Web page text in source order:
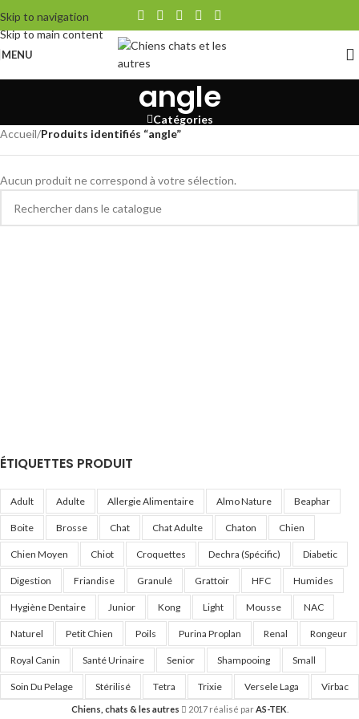
Skip to navigation
Skip to main content
MENU
angle
Catégories
Accueil/Produits identifiés “angle”
Aucun produit ne correspond à votre sélection.
ÉTIQUETTES PRODUIT
Adult Adulte Allergie Alimentaire Almo Nature Beaphar
Boite Brosse Chat Chat Adulte Chaton Chien
Chien Moyen Chiot Croquettes Dechra (Spécific) Diabetic
Digestion Friandise Granulé Grattoir HFC Humides
Hygiène Dentaire Junior Kong Light Mousse NAC
Naturel Petit Chien Poils Purina Proplan Renal Rongeur
Royal Canin Santé Urinaire Senior Shampooing Small
Soin Du Pelage Stérilisé Tetra Trixie Versele Laga Virbac
Chiens, chats & les autres 2017 réalisé parAS-TEK